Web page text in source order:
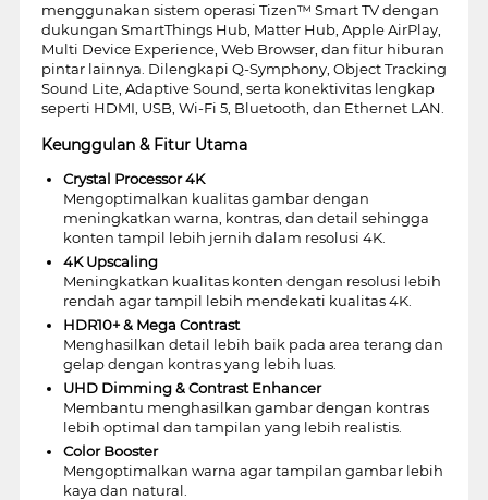
menggunakan sistem operasi Tizen™ Smart TV dengan
dukungan SmartThings Hub, Matter Hub, Apple AirPlay,
Multi Device Experience, Web Browser, dan fitur hiburan
pintar lainnya. Dilengkapi Q-Symphony, Object Tracking
Sound Lite, Adaptive Sound, serta konektivitas lengkap
seperti HDMI, USB, Wi-Fi 5, Bluetooth, dan Ethernet LAN.
Keunggulan & Fitur Utama
Crystal Processor 4K
Mengoptimalkan kualitas gambar dengan
meningkatkan warna, kontras, dan detail sehingga
konten tampil lebih jernih dalam resolusi 4K.
4K Upscaling
Meningkatkan kualitas konten dengan resolusi lebih
rendah agar tampil lebih mendekati kualitas 4K.
HDR10+ & Mega Contrast
Menghasilkan detail lebih baik pada area terang dan
gelap dengan kontras yang lebih luas.
UHD Dimming & Contrast Enhancer
Membantu menghasilkan gambar dengan kontras
lebih optimal dan tampilan yang lebih realistis.
Color Booster
Mengoptimalkan warna agar tampilan gambar lebih
kaya dan natural.